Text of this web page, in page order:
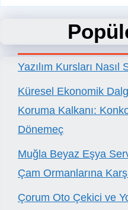
Yazılım Kursları Nasıl
Küresel Ekonomik
Koruma Kalkanı:
Dönemeç
Muğla Beyaz Eşya
Çam Ormanlarına
Çorum Oto Çekici ve